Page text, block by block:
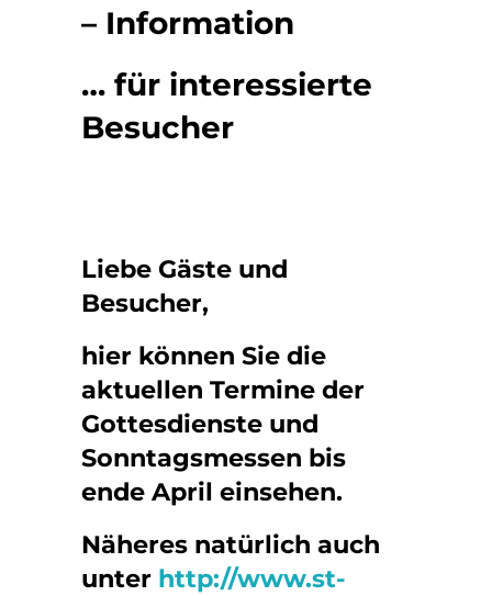
– Information
… für interessierte
Besucher
Liebe Gäste und
Besucher,
hier können Sie die
aktuellen Termine der
Gottesdienste und
Sonntagsmessen bis
ende April einsehen.
Näheres natürlich auch
unter http://www.st-